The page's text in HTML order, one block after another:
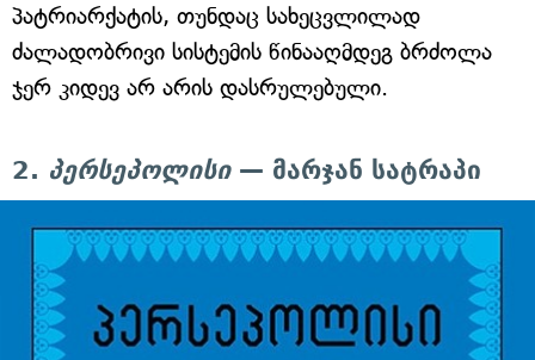
პატრიარქატის, თუნდაც სახეცვლილად
ძალადობრივი სისტემის წინააღმდეგ ბრძოლა
ჯერ კიდევ არ არის დასრულებული.
2. პერსეპოლისი — მარჯან სატრაპი